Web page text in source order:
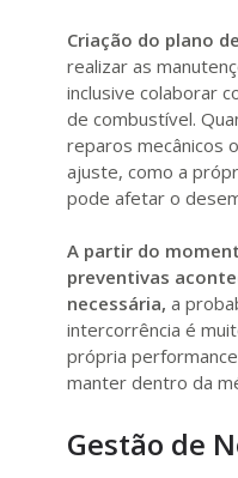
Criação do plano
realizar as
inclusive colaborar
de combustível.
reparos mecânicos
ajuste, como a
pode afetar o
A partir do
preventivas
necessária, a
intercorrência é
própria
manter dentro da
Gestão de